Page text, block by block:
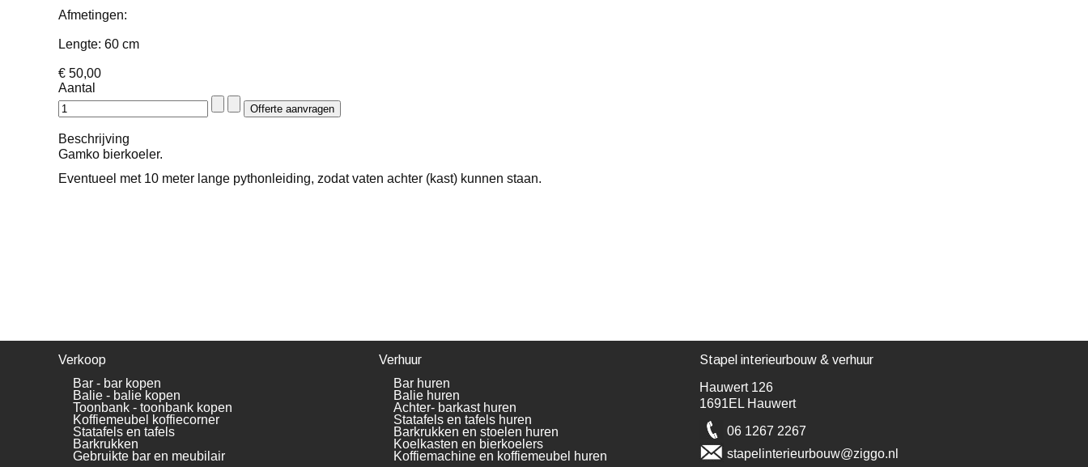
Afmetingen:
Lengte: 60 cm
€ 50,00
Aantal
Beschrijving
Gamko bierkoeler.
Eventueel met 10 meter lange pythonleiding, zodat vaten achter (kast) kunnen staan.
Verkoop
Bar - bar kopen
Balie - balie kopen
Toonbank - toonbank kopen
Koffiemeubel koffiecorner
Statafels en tafels
Barkrukken
Gebruikte bar en meubilair
Verhuur
Bar huren
Balie huren
Achter- barkast huren
Statafels en tafels huren
Barkrukken en stoelen huren
Koelkasten en bierkoelers
Koffiemachine en koffiemeubel huren
Stapel interieurbouw & verhuur
Hauwert 126
1691EL Hauwert
06 1267 2267
stapelinterieurbouw@ziggo.nl